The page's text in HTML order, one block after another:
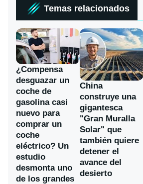
Temas relacionados
¿Compensa
desguazar un
coche de
gasolina casi
nuevo para
comprar un
coche
eléctrico? Un
estudio
desmonta uno
de los grandes
China
construye una
gigantesca
"Gran Muralla
Solar" que
también quiere
detener el
avance del
desierto